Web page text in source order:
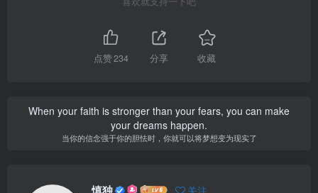
点赞234 分享 收藏
When your faith is stronger than your fears, you can make
your dreams happen.
当你的信念强于你的胆怯时，你就可以将梦想变为现实了
关注